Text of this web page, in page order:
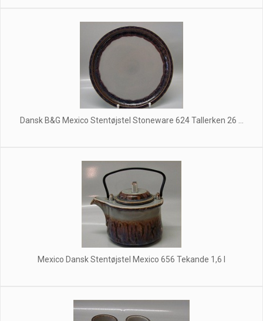
Dansk B&G Mexico Stentøjstel Stoneware 624 Tallerken 26 ...
Mexico Dansk Stentøjstel Mexico 656 Tekande 1,6 l